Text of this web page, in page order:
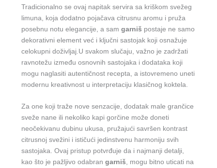
Tradicionalno se ovaj napitak servira sa kriškom svežeg
limuna, koja dodatno pojačava citrusnu aromu i pruža
posebnu notu elegancije, a sam garniš postaje ne samo
dekorativni element već i ključni sastojak koji osnažuje
celokupni doživljaj.U svakom slučaju, važno je zadržati
ravnotežu između osnovnih sastojaka i dodataka koji
mogu naglasiti autentičnost recepta, a istovremeno uneti
modernu kreativnost u interpretaciju klasičnog koktela.
Za one koji traže nove senzacije, dodatak male grančice
sveže nane ili nekoliko kapi gorčine može doneti
neočekivanu dubinu ukusa, pružajući savršen kontrast
citrusnoj svežini i ističući jedinstvenu harmoniju svih
sastojaka. Ovaj pristup potvrđuje da i najmanji detalji,
kao što je pažljivo odabran garniš , mogu bitno uticati na